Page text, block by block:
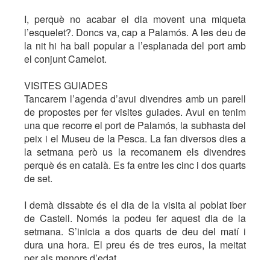
I, perquè no acabar el dia movent una miqueta
l’esquelet?. Doncs va, cap a Palamós. A les deu de
la nit hi ha ball popular a l’esplanada del port amb
el conjunt Camelot.
VISITES GUIADES
Tancarem l’agenda d’avui divendres amb un parell
de propostes per fer visites guiades. Avui en tenim
una que recorre el port de Palamós, la subhasta del
peix i el Museu de la Pesca. La fan diversos dies a
la setmana però us la recomanem els divendres
perquè és en català. Es fa entre les cinc i dos quarts
de set.
I demà dissabte és el dia de la visita al poblat iber
de Castell. Només la podeu fer aquest dia de la
setmana. S’inicia a dos quarts de deu del matí i
dura una hora. El preu és de tres euros, la meitat